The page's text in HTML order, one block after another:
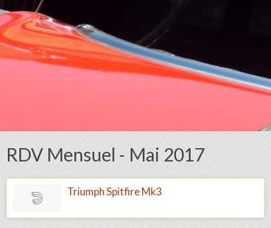
RDV Mensuel - Mai 2017
Triumph Spitfire Mk3